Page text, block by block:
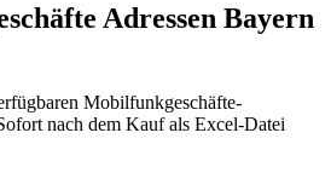
Adressen Bayern
Mobilfunkgeschäfte-
nach dem Kauf als Excel-Datei